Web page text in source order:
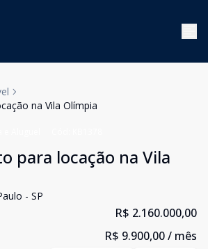
na Vila Olímpia
para locação na Vila
- SP
R$ 2.160.000,00
R$ 9.900,00/ mês